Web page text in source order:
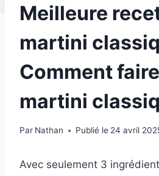
Meilleure
martini
Comment
martini
Par Nathan Publié le 24 avril
Avec seulement 3